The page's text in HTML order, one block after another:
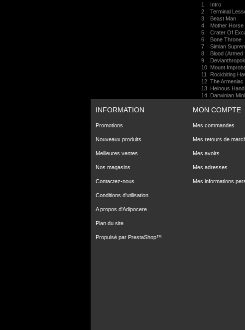
1 Intro
2
Terminal
3
Beast Man
4
Mother Horse
5
Crater Of
6
Bone Throne
7
Simian
8
Blood (Armed
9
10 Mount
11
Rockbiting
12 The Armeniac
13 Heinous Hand
14 Darwinian
INFORMATION
Promotions
Nouveaux produits
Meilleures ventes
Nos magasins
Contactez-nous
Conditions d'utilisation
A propos d'Adipocere
Plan du site
Propulsé par PrestaShop™
MON COMPTE
Mes commandes
Mes retours de
Mes avoirs
Mes adresses
Mes informations